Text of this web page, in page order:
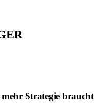
Strategie braucht